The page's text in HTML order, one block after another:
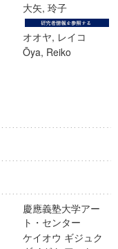
大矢, 玲子
オオヤ, レイコ
Ōya, Reiko
慶應義塾大学アー
ト・センター
ケイオウ ギジュク